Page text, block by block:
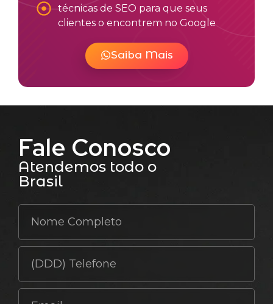
técnicas de SEO para que seus
clientes o encontrem no Google
Saiba Mais
Fale Conosco
Atendemos todo o
Brasil